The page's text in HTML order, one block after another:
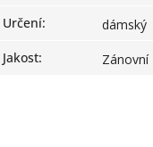
Určení:
dámský
Jakost: Zánovní